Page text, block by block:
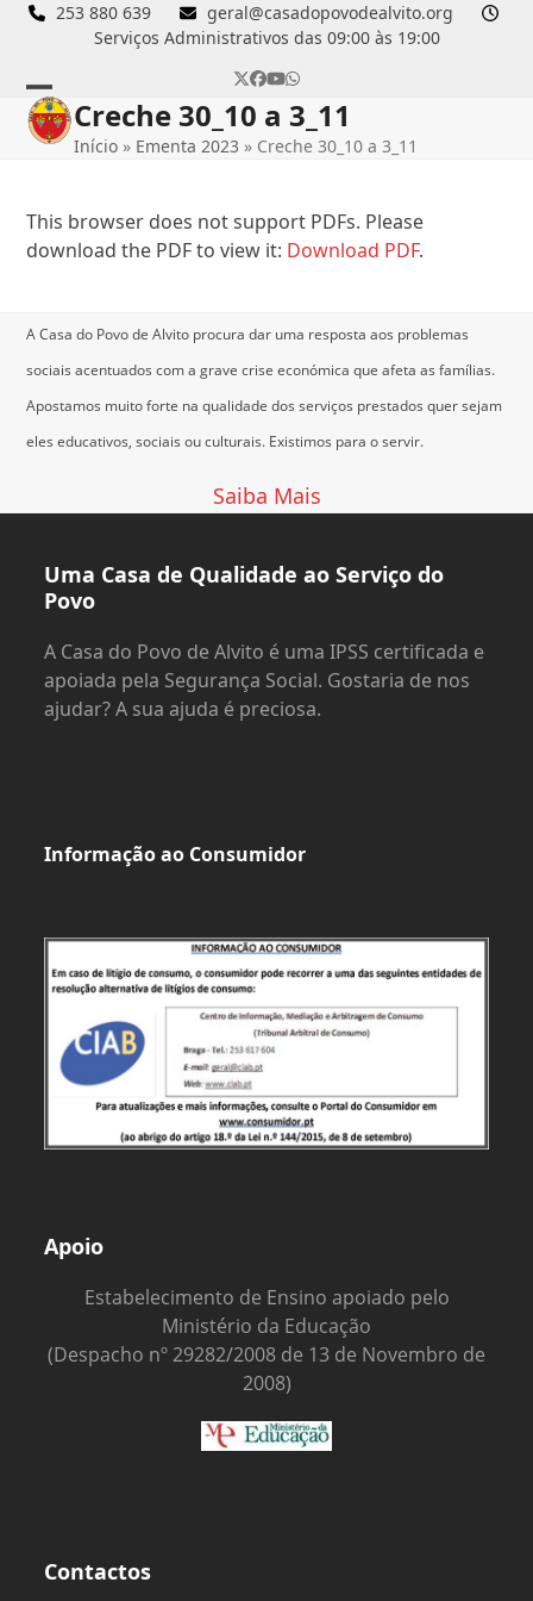
Skip
253 880 639
geral@casadopovodealvito.org
Serviços Administrativos das 09:00 às 19:00
Twitter
Facebook
YouTube
Whatsapp
Open
mobile
Close
mobile
Creche 30_10 a 3_11
Início » Ementa 2023 » Creche 30_10 a 3_11
This browser does not support PDFs. Please
download the PDF to view it: Download PDF.
A Casa do Povo de Alvito procura dar uma resposta aos problemas
sociais acentuados com a grave crise económica que afeta as famílias.
Apostamos muito forte na qualidade dos serviços prestados quer sejam
eles educativos, sociais ou culturais. Existimos para o servir.
Saiba Mais
Uma Casa de Qualidade ao Serviço do
Povo
A Casa do Povo de Alvito é uma IPSS certificada e
apoiada pela Segurança Social. Gostaria de nos
ajudar? A sua ajuda é preciosa.
Informação ao Consumidor
Apoio
Estabelecimento de Ensino apoiado pelo
Ministério da Educação
(Despacho nº 29282/2008 de 13 de Novembro de
2008)
Contactos